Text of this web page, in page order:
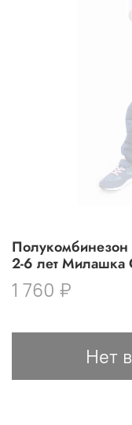
2-6 лет Милашка
1 760 ₽
Нет